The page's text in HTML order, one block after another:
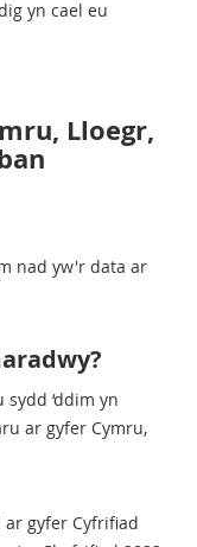
yn cael eu
Lloegr,
nad yw'r data ar
‘ddim yn
ar gyfer Cymru,
gyfer Cyfrifiad